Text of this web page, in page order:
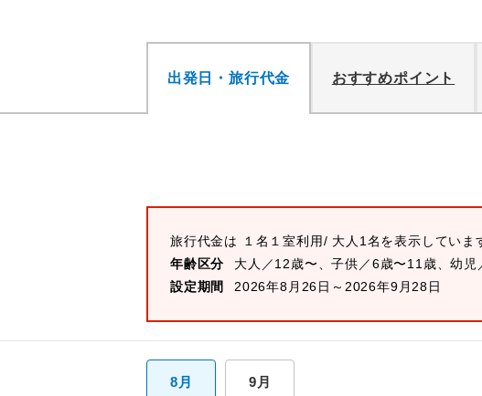
出発日・旅行代金 おすすめポイント
旅行代金は １名１室利用/ 大人1名を表示していま
年齢区分
大人／12歳〜、子供／6歳〜11歳、幼
設定期間
2026年8月26日～2026年9月28日
8月 9月